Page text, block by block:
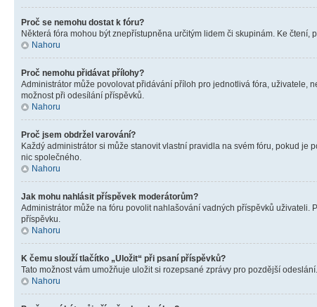
Proč se nemohu dostat k fóru?
Některá fóra mohou být znepřístupněna určitým lidem či skupinám. Ke
Nahoru
Proč nemohu přidávat přílohy?
Administrátor může povolovat přidávání příloh pro jednotlivá fóra, uživatele,
možnost při odesílání příspěvků.
Nahoru
Proč jsem obdržel varování?
Každý administrátor si může stanovit vlastní pravidla na svém fóru, pokud
nic společného.
Nahoru
Jak mohu nahlásit příspěvek moderátorům?
Administrátor může na fóru povolit nahlašování vadných příspěvků
příspěvku.
Nahoru
K čemu slouží tlačítko „Uložit“ při psaní příspěvků?
Tato možnost vám umožňuje uložit si rozepsané zprávy pro pozdější
Nahoru